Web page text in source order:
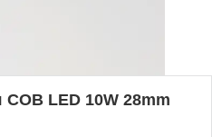
LED 10W 28mm